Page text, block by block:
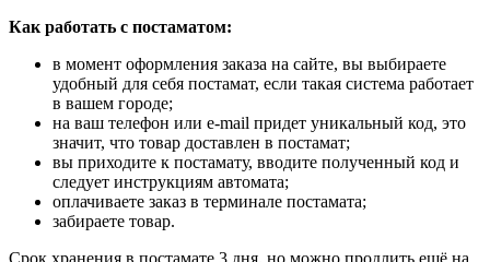
Как работать с постаматом:
в момент оформления заказа на сайте, вы выбираете
удобный для себя постамат, если такая система работает
в вашем городе;
на ваш телефон или e-mail придет уникальный код, это
значит, что товар доставлен в постамат;
вы приходите к постамату, вводите полученный код и
следует инструкциям автомата;
оплачиваете заказ в терминале постамата;
забираете товар.
Срок хранения в постамате 3 дня, но можно продлить ещё на